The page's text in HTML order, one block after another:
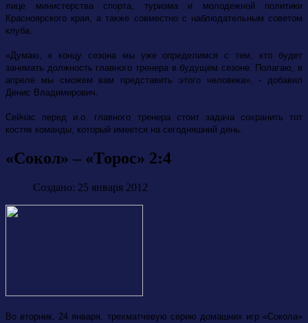
лице министерства спорта, туризма и молодежной политики
Красноярского края, а также совместно с наблюдательным советом
клуба.
«Думаю, к концу сезона мы уже определимся с тем, кто будет
занимать должность главного тренера в будущем сезоне. Полагаю, в
апреле мы сможем вам представить этого человека», - добавил
Денис Владимирович.
Сейчас перед и.о. главного тренера стоит задача сохранить тот
костяк команды, который имеется на сегодняшний день.
«Сокол» – «Торос» 2:4
Создано: 25 января 2012
Во вторник, 24 января, трехматчевую серию домашних игр «Сокола»